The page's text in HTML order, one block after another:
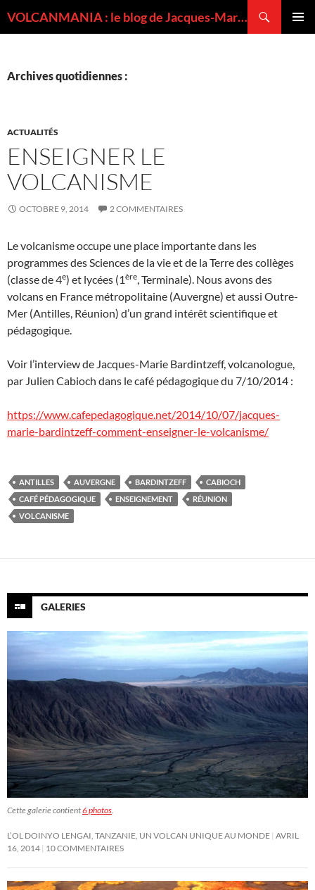
VOLCANMANIA : le blog de Jacques-Marie BARDINTZEFF, volcanologue
Archives quotidiennes :
ACTUALITÉS
ENSEIGNER LE
VOLCANISME
OCTOBRE 9, 2014 2 COMMENTAIRES
Le volcanisme occupe une place importante dans les
programmes des Sciences de la vie et de la Terre des collèges
(classe de 4e) et lycées (1ère, Terminale). Nous avons des
volcans en France métropolitaine (Auvergne) et aussi Outre-
Mer (Antilles, Réunion) d’un grand intérêt scientifique et
pédagogique.
Voir l’interview de Jacques-Marie Bardintzeff, volcanologue,
par Julien Cabioch dans le café pédagogique du 7/10/2014 :
https://www.cafepedagogique.net/2014/10/07/jacques-
marie-bardintzeff-comment-enseigner-le-volcanisme/
ANTILLES AUVERGNE BARDINTZEFF
CABIOCH
CAFÉ PÉDAGOGIQUE
ENSEIGNEMENT
RÉUNION
VOLCANISME
GALERIES
Cette galerie contient6 photos
L’OL DOINYO LENGAI, TANZANIE, UN VOLCAN UNIQUE AU MONDE AVRIL
16, 2014 10 COMMENTAIRES